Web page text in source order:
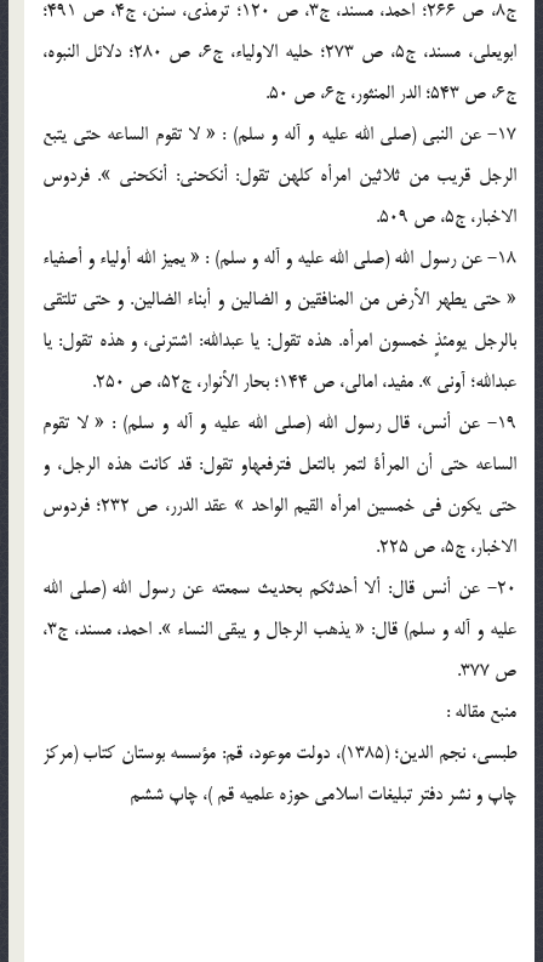
ج8، ص 266؛ احمد، مسند، ج3، ص 120؛ ترمذي، سنن، ج4، ص 491؛
ابويعلي، مسند، ج5، ص 273؛ حليه الاولياء، ج6، ص 280؛ دلائل النبوه،
ج6، ص 543؛ الدر المنثور، ج6، ص 50.
17- عن النبي (صلي الله عليه و آله و سلم) : « لا تقوم الساعه حتي يتبع
الرجل قريب من ثلاثين امرأه کلهن تقول: أنکحني: أنکحني ». فردوس
الاخبار، ج5، ص 509.
18- عن رسول الله (صلي الله عليه و آله و سلم) : « يميز الله أولياء و أصفياء
« حتي يطهر الأرض من المنافقين و الضالين و أبناء الضالين. و حتي تلتقي
بالرجل يومئذٍ خمسون امرأه. هذه تقول: يا عبدالله: اشترني، و هذه تقول: يا
عبدالله؛ آوني ». مفيد، امالي، ص 144؛ بحار الأنوار، ج52، ص 250.
19- عن أنس، قال رسول الله (صلي الله عليه و آله و سلم) : « لا تقوم
الساعه حتي أن المرأة لتمر بالتعل فترفعهاو تقول: قد کانت هذه الرجل، و
حتي يکون في خمسين امرأه القيم الواحد » عقد الدرر، ص 232؛ فردوس
الاخبار، ج5، ص 225.
20- عن أنس قال: ألا أحدثکم بحديث سمعته عن رسول الله (صلي الله
عليه و آله و سلم) قال: « يذهب الرجال و يبقي النساء ». احمد، مسند، ج3،
ص 377.
منبع مقاله :
طبسي، نجم الدين؛ (1385)، دولت موعود، قم: مؤسسه بوستان کتاب (مرکز
چاپ و نشر دفتر تبليغات اسلامي حوزه علميه قم )، چاپ ششم